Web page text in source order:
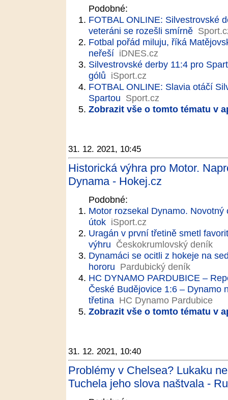
Podobné:
FOTBAL ONLINE: Silvestrovské
veteráni se rozešli smírně
Fotbal pořád miluju, říká
neřeší iDNES.cz
Silvestrovské derby 11:4 pro
gólů iSport.cz
FOTBAL ONLINE: Slavia otáčí
Spartou Sport.cz
Zobrazit vše o tomto tématu v
31. 12. 2021, 10:45
Historická výhra pro Motor.
Dynama - Hokej.cz
Podobné:
Motor rozsekal Dynamo.
útok iSport.cz
Uragán v první třetině smetl
výhru Českokrumlovský deník
Dynamáci se ocitli z hokeje na
hororu Pardubický deník
HC DYNAMO PARDUBICE –
České Budějovice 1:6 – Dynamo
třetina HC Dynamo Pardubice
Zobrazit vše o tomto tématu v
31. 12. 2021, 10:40
Problémy v Chelsea? Lukaku
Tuchela jeho slova naštvala -